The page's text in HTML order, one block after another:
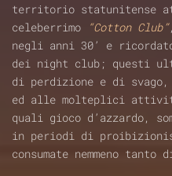
territorio statunitense
celeberrimo
“Cotton Club”
negli anni 30’ e
dei night club; questi
di perdizione e di
ed alle molteplici
quali gioco d’azzardo,
in periodi di
consumate nemmeno